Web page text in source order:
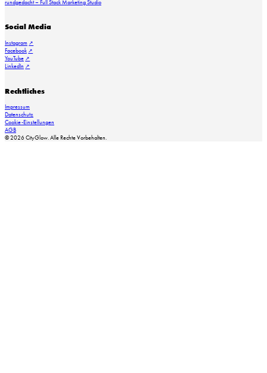
rundgedacht – Full Stack Marketing Studio
Social Media
Instagram
Facebook
YouTube
LinkedIn
Rechtliches
Impressum
Datenschutz
Cookie-Einstellungen
AGB
© 2026 CityGlow. Alle Rechte Vorbehalten.